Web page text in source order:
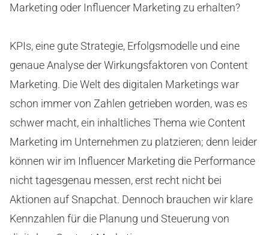
Marketing oder Influencer Marketing zu erhalten?
KPIs, eine gute Strategie, Erfolgsmodelle und eine
genaue Analyse der Wirkungsfaktoren von Content
Marketing. Die Welt des digitalen Marketings war
schon immer von Zahlen getrieben worden, was es
schwer macht, ein inhaltliches Thema wie Content
Marketing im Unternehmen zu platzieren; denn leider
können wir im Influencer Marketing die Performance
nicht tagesgenau messen, erst recht nicht bei
Aktionen auf Snapchat. Dennoch brauchen wir klare
Kennzahlen für die Planung und Steuerung von